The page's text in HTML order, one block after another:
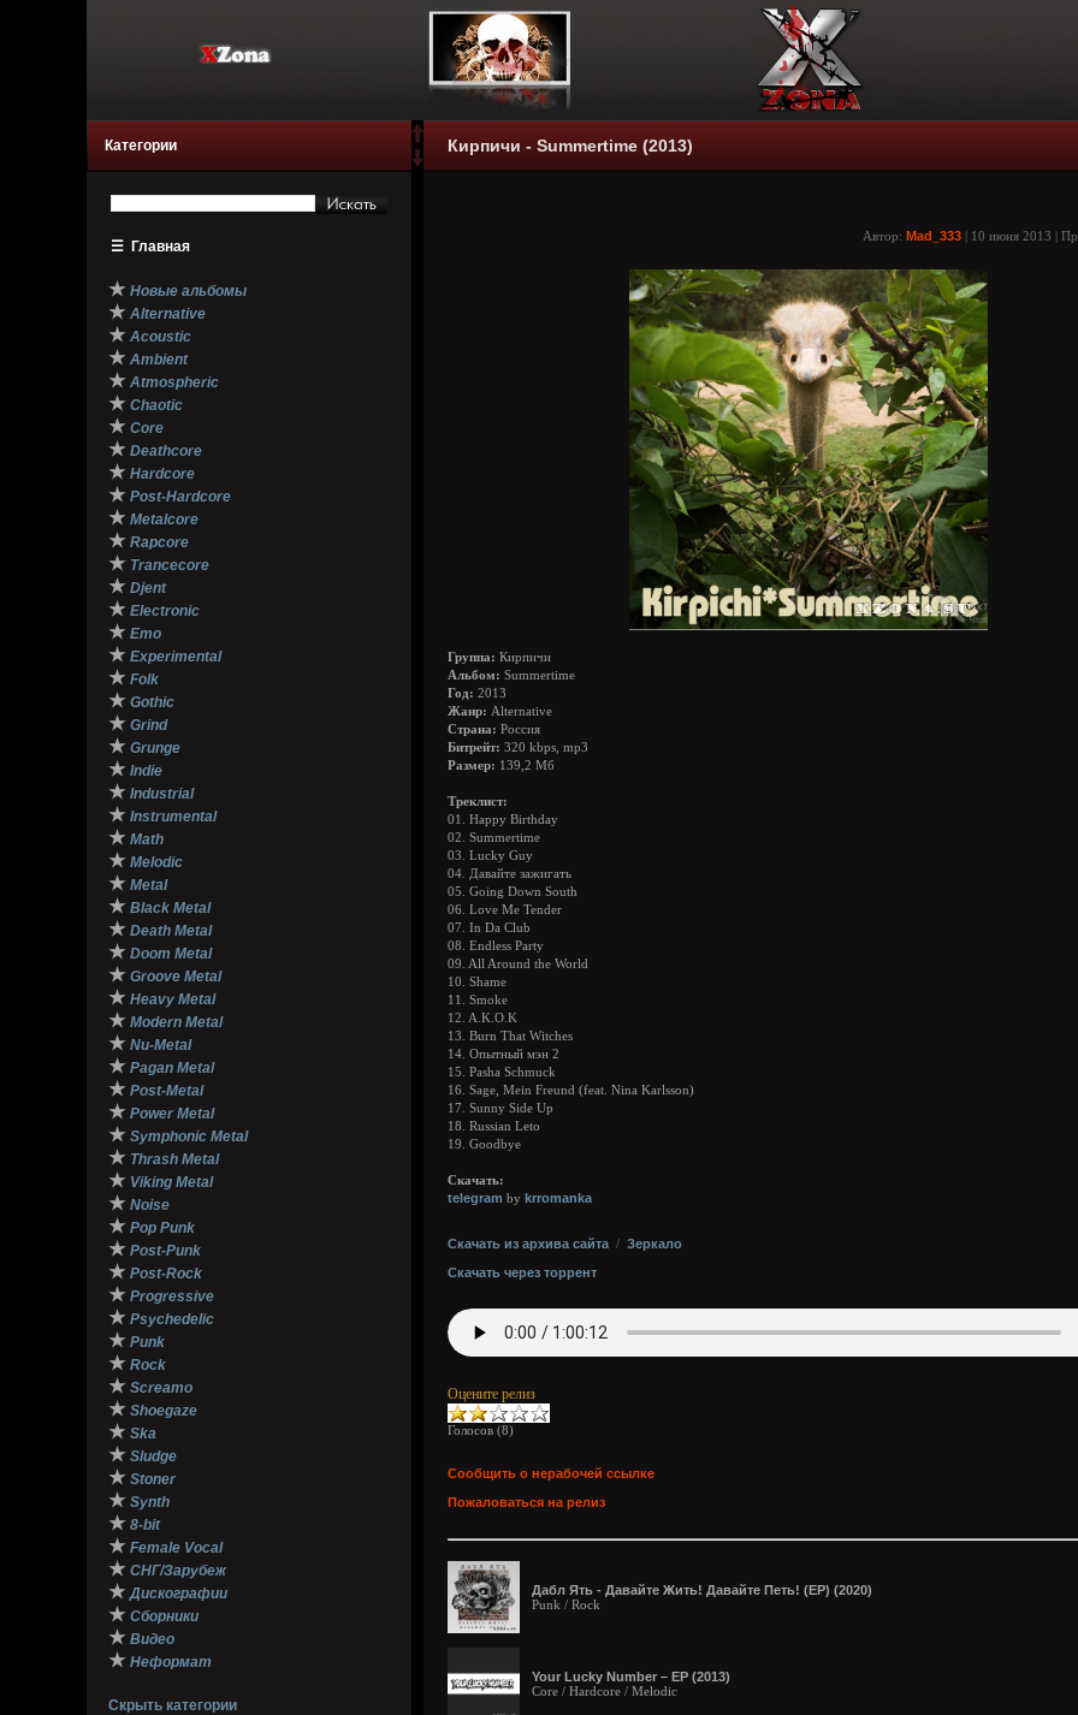
Категории
☰ Главная
★ Новые альбомы
★ Alternative
★ Acoustic
★ Ambient
★ Atmospheric
★ Chaotic
★ Core
★ Deathcore
★ Hardcore
★ Post-Hardcore
★ Metalcore
★ Rapcore
★ Trancecore
★ Djent
★ Electronic
★ Emo
★ Experimental
★ Folk
★ Gothic
★ Grind
★ Grunge
★ Indie
★ Industrial
★ Instrumental
★ Math
★ Melodic
★ Metal
★ Black Metal
★ Death Metal
★ Doom Metal
★ Groove Metal
★ Heavy Metal
★ Modern Metal
★ Nu-Metal
★ Pagan Metal
★ Post-Metal
★ Power Metal
★ Symphonic Metal
★ Thrash Metal
★ Viking Metal
★ Noise
★ Pop Punk
★ Post-Punk
★ Post-Rock
★ Progressive
★ Psychedelic
★ Punk
★ Rock
★ Screamo
★ Shoegaze
★ Ska
★ Sludge
★ Stoner
★ Synth
★ 8-bit
★ Female Vocal
★ СНГ/Зарубеж
★ Дискографии
★ Сборники
★ Видео
★ Неформат
Скрыть категории
Кирпичи - Summertime (2013)
Автор: Mad_333 | 10 июня 2013 |
Группа: Кирпичи
Альбом: Summertime
Год: 2013
Жанр: Alternative
Страна: Россия
Битрейт: 320 kbps, mp3
Размер: 139,2 Мб
Треклист:
01. Happy Birthday
02. Summertime
03. Lucky Guy
04. Давайте зажигать
05. Going Down South
06. Love Me Tender
07. In Da Club
08. Endless Party
09. All Around the World
10. Shame
11. Smoke
12. A.K.O.K
13. Burn That Witches
14. Опытный мэн 2
15. Pasha Schmuck
16. Sage, Mein Freund (feat. Nina Karlsson)
17. Sunny Side Up
18. Russian Leto
19. Goodbye
Скачать:
telegram by krromanka
Скачать из архива сайта / Зеркало
Скачать через торрент
Оцените релиз
Голосов (8)
Сообщить о нерабочей ссылке
Пожаловаться на релиз
Дабл Ять - Давайте Жить! Давайте Петь! (EP) (2020)
Punk / Rock
Your Lucky Number – EP (2013)
Core / Hardcore / Melodic